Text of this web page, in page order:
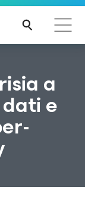
interessati
CrowdStrike
a
e